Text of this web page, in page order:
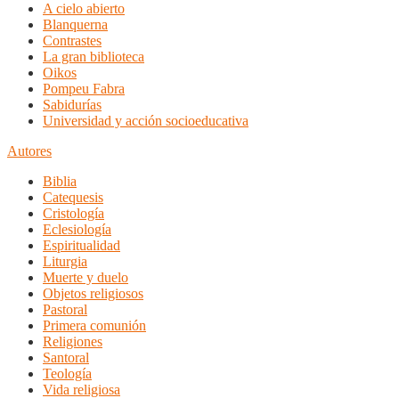
A cielo abierto
Blanquerna
Contrastes
La gran biblioteca
Oikos
Pompeu Fabra
Sabidurías
Universidad y acción socioeducativa
Autores
Biblia
Catequesis
Cristología
Eclesiología
Espiritualidad
Liturgia
Muerte y duelo
Objetos religiosos
Pastoral
Primera comunión
Religiones
Santoral
Teología
Vida religiosa